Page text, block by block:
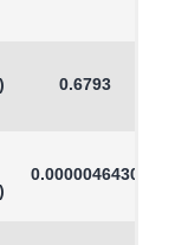
0.6793
0.0000046430